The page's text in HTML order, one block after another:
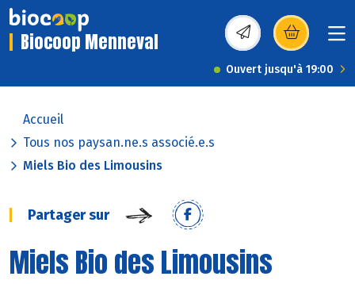
Biocoop Menneval (s’ouvre dans une
Ouvert jusqu'à 19:00
Accueil
Tous nos paysan.ne.s associé.e.s
Miels Bio des Limousins
Partager sur
Miels Bio des Limousins